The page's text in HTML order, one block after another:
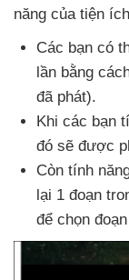
năng của tiện
Các bạn có
lần bằng
đã phát).
Khi các bạn
đó sẽ được
Còn tính
lại 1 đoạn
để chọn